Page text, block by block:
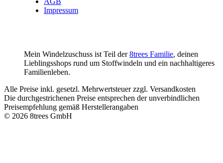
Impressum
Mein Windelzuschuss ist Teil der8trees Familie, deinen
Lieblingsshops rund um Stoffwindeln und ein nachhaltigeres
Familienleben.
Alle Preise inkl. gesetzl. Mehrwertsteuer zzgl. Versandkosten
Die durchgestrichenen Preise entsprechen der unverbindlichen
Preisempfehlung gemäß Herstellerangaben
© 2026 8trees GmbH